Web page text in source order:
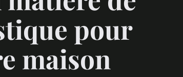
pour
maison